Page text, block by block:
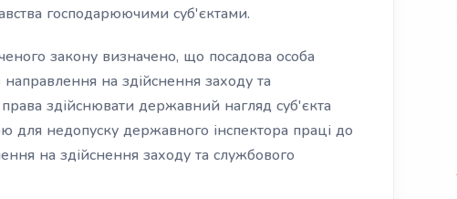
господарюючими суб'єктами.
закону визначено, що посадова особа
на здійснення заходу та
здійснювати державний нагляд суб'єкта
для недопуску державного інспектора праці до
на здійснення заходу та службового